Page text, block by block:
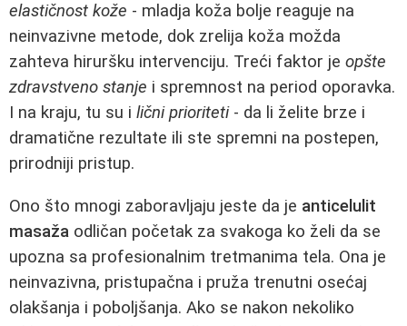
elastičnost kože - mladja koža bolje reaguje na
neinvazivne metode, dok zrelija koža možda
zahteva hiruršku intervenciju. Treći faktor je opšte
zdravstveno stanje i spremnost na period oporavka.
I na kraju, tu su i lični prioriteti- da li želite brze i
dramatične rezultate ili ste spremni na postepen,
prirodniji pristup.
Ono što mnogi zaboravljaju jeste da je anticelulit
masaža odličan početak za svakoga ko želi da se
upozna sa profesionalnim tretmanima tela. Ona je
neinvazivna, pristupačna i pruža trenutni osećaj
olakšanja i poboljšanja. Ako se nakon nekoliko